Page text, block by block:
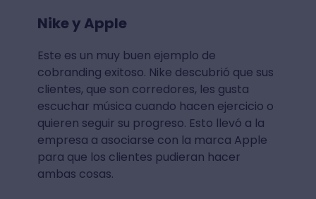
Nike y Apple
Este es un muy buen ejemplo de
cobranding exitoso. Nike descubrió que sus
clientes, que son corredores, les gusta
escuchar música cuando hacen ejercicio o
quieren seguir su progreso. Esto llevó a la
empresa a asociarse con la marca Apple
para que los clientes pudieran hacer
ambas cosas.